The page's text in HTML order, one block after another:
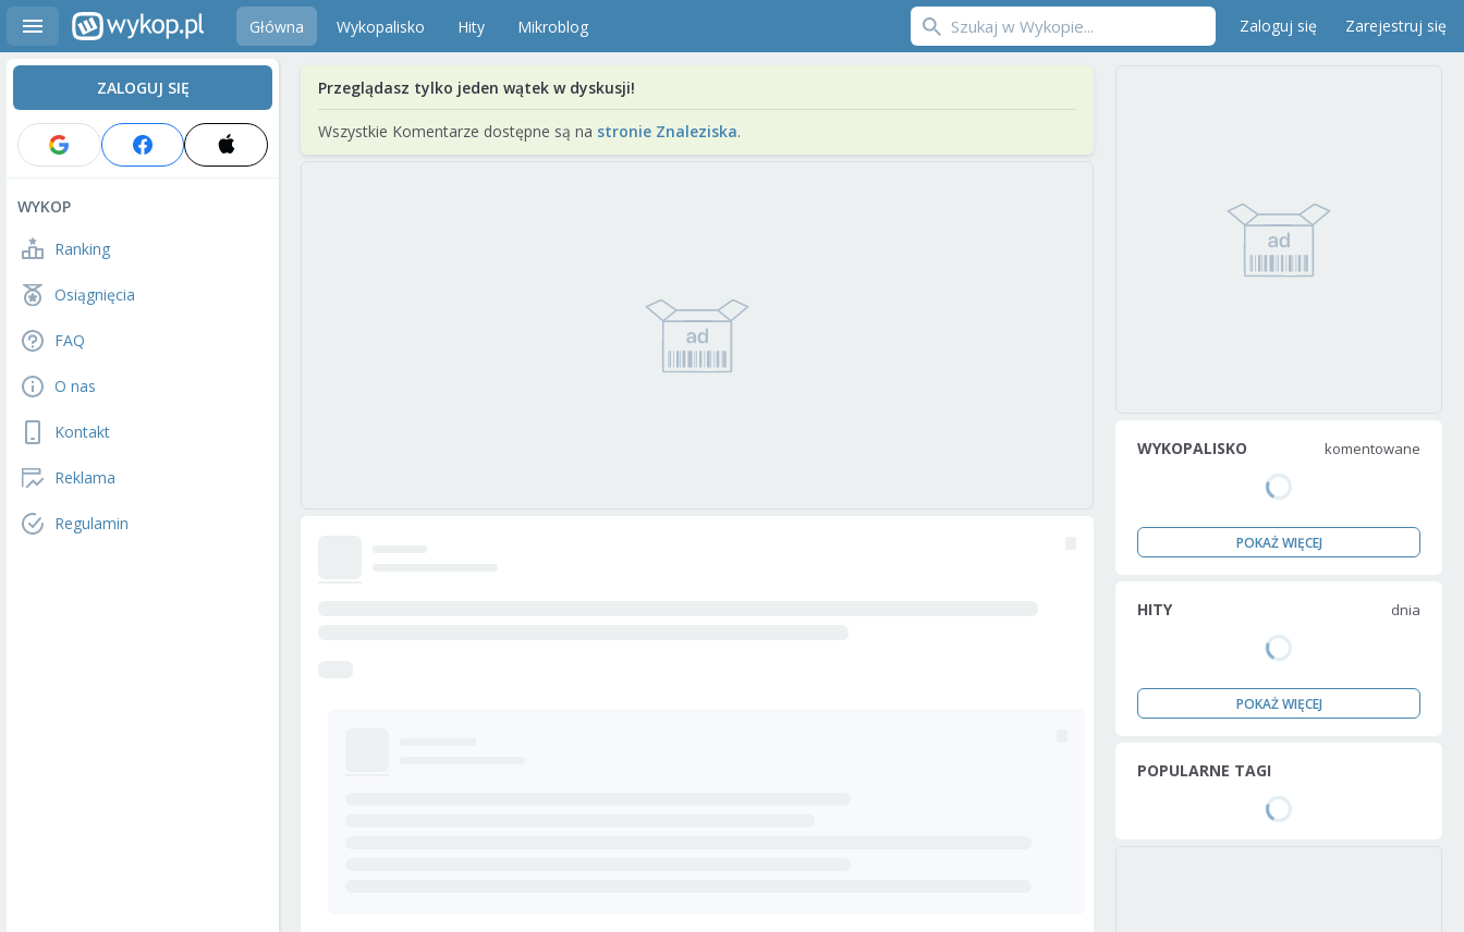
Główna Wykopalisko Hity Mikroblog Zaloguj się Zarejestruj się
ZALOGUJ SIĘ
WYKOP
Ranking
Osiągnięcia
FAQ
O nas
Kontakt
Reklama
Regulamin
Przeglądasz tylko jeden wątek w dyskusji!
Wszystkie Komentarze dostępne są na stronie Znaleziska.
WYKOPALISKO komentowane
POKAŻ WIĘCEJ
HITY dnia
POKAŻ WIĘCEJ
POPULARNE TAGI